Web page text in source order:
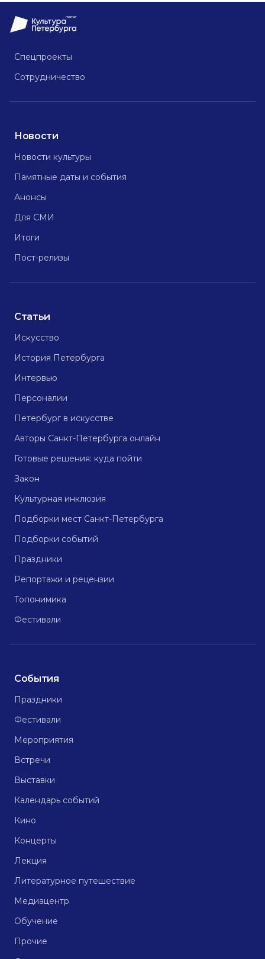
Спецпроекты
Сотрудничество
Новости
Новости культуры
Памятные даты и события
Анонсы
Для СМИ
Итоги
Пост-релизы
Статьи
Искусство
История Петербурга
Интервью
Персоналии
Петербург в искусстве
Авторы Санкт-Петербурга онлайн
Готовые решения: куда пойти
Закон
Культурная инклюзия
Подборки мест Санкт-Петербурга
Подборки событий
Праздники
Репортажи и рецензии
Топонимика
Фестивали
События
Праздники
Фестивали
Мероприятия
Встречи
Выставки
Календарь событий
Кино
Концерты
Лекция
Литературное путешествие
Медиацентр
Обучение
Прочие